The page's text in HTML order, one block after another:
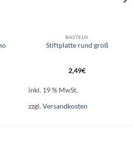
BASTELN
Stiftplatte rund groß
2,49€
inkl. 19 % MwSt.
zzgl.Versandkosten